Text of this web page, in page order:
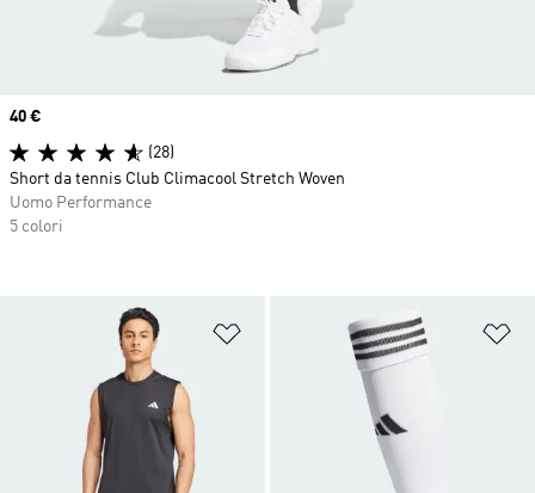
Aggiungi alla lista dei desideri
Price
40 €
(28)
Short da tennis Club Climacool Stretch Woven
Uomo Performance
5 colori